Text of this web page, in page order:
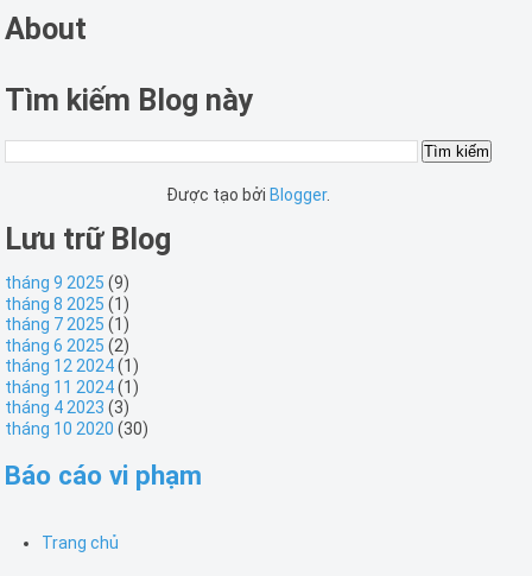
About
Tìm kiếm Blog này
Được tạo bởi Blogger.
Lưu trữ Blog
tháng 9 2025 (9)
tháng 8 2025 (1)
tháng 7 2025 (1)
tháng 6 2025 (2)
tháng 12 2024(1)
tháng 11 2024(1)
tháng 4 2023 (3)
tháng 10 2020 (30)
Báo cáo vi phạm
Trang chủ